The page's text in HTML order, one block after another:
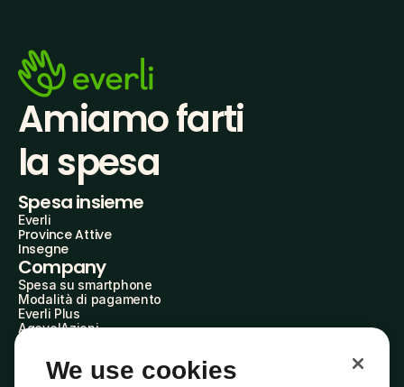
Amiamo farti
la spesa
Spesa insieme
Everli
Province Attive
Insegne
Company
Spesa su smartphone
Modalità di pagamento
Everli Plus
AgevolAzioni
Everli Shoppers
We use cookies